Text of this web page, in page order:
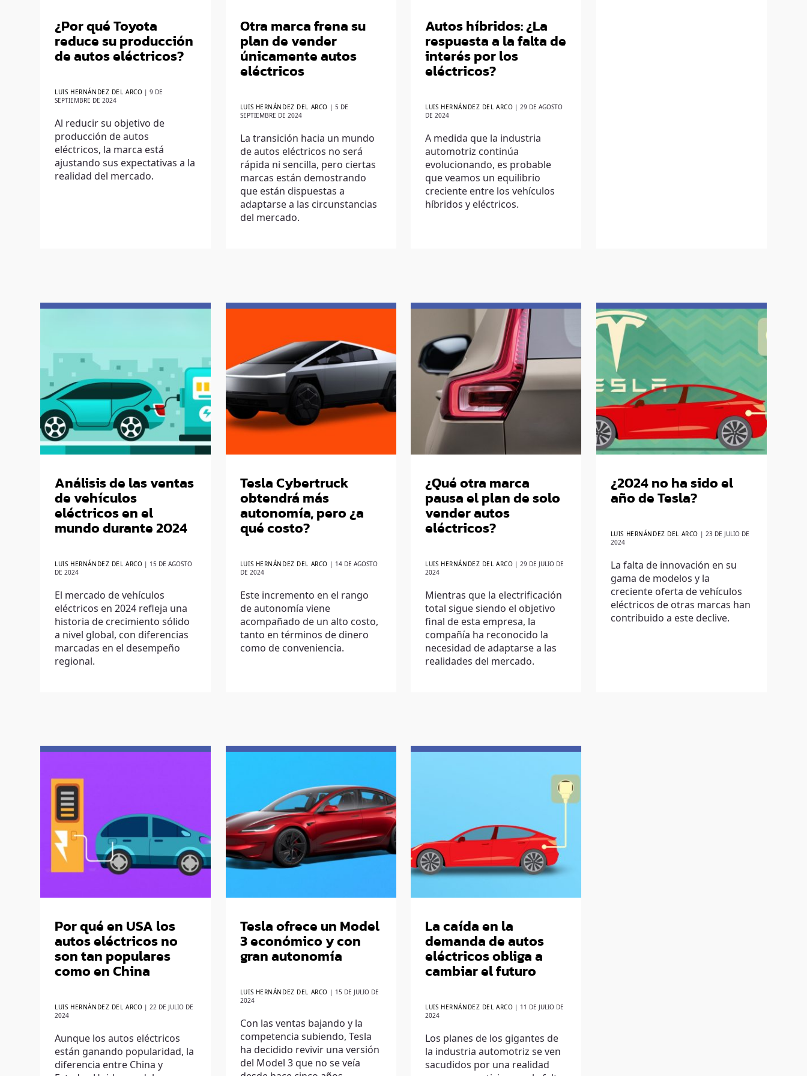
¿Por qué Toyota
reduce su producción
de autos eléctricos?
LUIS HERNÁNDEZ DEL ARCO |9 DE
SEPTIEMBRE DE 2024
Al reducir su objetivo de
producción de autos
eléctricos, la marca está
ajustando sus expectativas a la
realidad del mercado.
Otra marca frena su
plan de vender
únicamente autos
eléctricos
LUIS HERNÁNDEZ DEL ARCO
5 DE
SEPTIEMBRE DE 2024
La transición hacia un mundo
de autos eléctricos no será
rápida ni sencilla, pero ciertas
marcas están demostrando
que están dispuestas a
adaptarse a las circunstancias
del mercado.
Autos híbridos: ¿La
respuesta a la falta de
interés por los
eléctricos?
LUIS HERNÁNDEZ DEL ARCO |29 DE AGOSTO
DE 2024
A medida que la industria
automotriz continúa
evolucionando, es probable
que veamos un equilibrio
creciente entre los vehículos
híbridos y eléctricos.
Análisis de las ventas
de vehículos
eléctricos en el
mundo durante 2024
LUIS HERNÁNDEZ DEL ARCO
15 DE AGOSTO
DE 2024
El mercado de vehículos
eléctricos en 2024 refleja una
historia de crecimiento sólido
a nivel global, con diferencias
marcadas en el desempeño
regional.
Tesla Cybertruck
obtendrá más
autonomía, pero ¿a
qué costo?
LUIS HERNÁNDEZ DEL ARCO
14 DE AGOSTO
DE 2024
Este incremento en el rango
de autonomía viene
acompañado de un alto costo,
tanto en términos de dinero
como de conveniencia.
¿Qué otra marca
pausa el plan de solo
vender autos
eléctricos?
LUIS HERNÁNDEZ DEL ARCO |29 DE JULIO DE
2024
Mientras que la electrificación
total sigue siendo el objetivo
final de esta empresa, la
compañía ha reconocido la
necesidad de adaptarse a las
realidades del mercado.
¿2024 no ha sido el
año de Tesla?
LUIS HERNÁNDEZ DEL ARCO
23 DE JULIO DE
2024
La falta de innovación en su
gama de modelos y la
creciente oferta de vehículos
eléctricos de otras marcas han
contribuido a este declive.
Por qué en USA los
autos eléctricos no
son tan populares
como en China
LUIS HERNÁNDEZ DEL ARCO |22 DE JULIO DE
2024
Aunque los autos eléctricos
están ganando popularidad, la
diferencia entre China y
Tesla ofrece un Model
3 económico y con
gran autonomía
LUIS HERNÁNDEZ DEL ARCO
15 DE JULIO DE
2024
Con las ventas bajando y la
competencia subiendo, Tesla
ha decidido revivir una versión
del Model 3 que no se veía
La caída en la
demanda de autos
eléctricos obliga a
cambiar el futuro
LUIS HERNÁNDEZ DEL ARCO
11 DE JULIO DE
2024
Los planes de los gigantes de
la industria automotriz se ven
sacudidos por una realidad